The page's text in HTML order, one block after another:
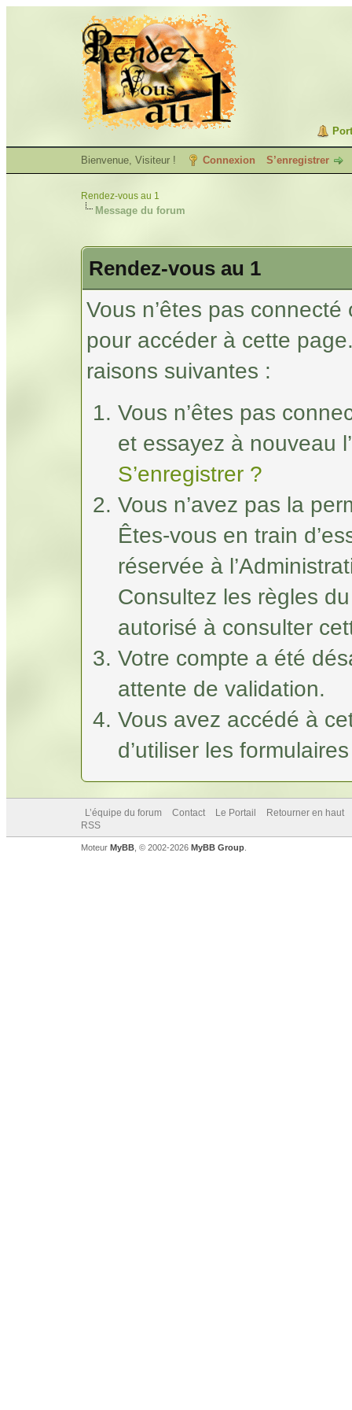
Bienvenue, Visiteur ! Connexion S’enregistrer
Rendez-vous au 1
Message du forum
Rendez-vous au 1
Vous n’êtes pas
pour accéder à cette
raisons suivantes :
Vous n’êtes pas
et essayez à nouveau
S’enregistrer ?
Vous n’avez pas la
Êtes-vous en train
réservée à
Consultez les règles
autorisé à consulter
Votre compte a été
attente de validation.
Vous avez accédé à
d’utiliser les
L’équipe du forum Contact Le Portail
Retourner en haut
RSS
Moteur MyBB , © 2002-2026 MyBB Group